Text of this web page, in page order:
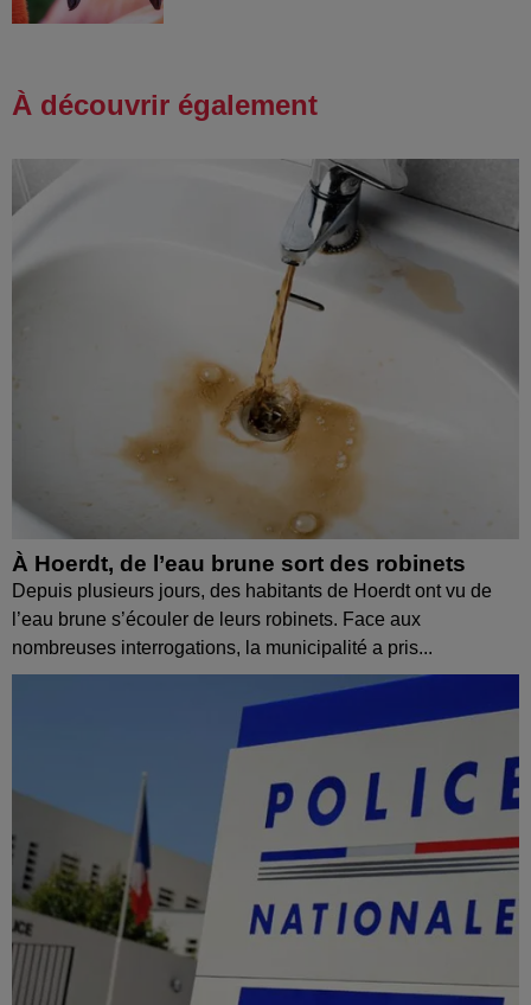
À découvrir également
À Hoerdt, de l’eau brune sort des robinets
Depuis plusieurs jours, des habitants de Hoerdt ont vu de
l’eau brune s’écouler de leurs robinets. Face aux
nombreuses interrogations, la municipalité a pris...